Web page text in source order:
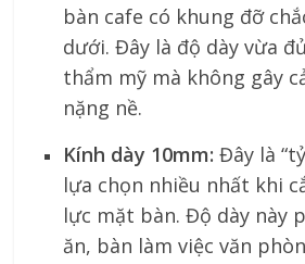
bàn cafe có khung đỡ
dưới. Đây là độ dày vừa
thẩm mỹ mà không gây
nặng nề.
Kính dày 10mm: Đây là
lựa chọn nhiều nhất khi
lực mặt bàn. Độ dày này
ăn, bàn làm việc văn